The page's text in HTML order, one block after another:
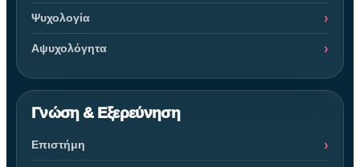
Ψυχολογία
Αψυχολόγητα
Γνώση & Εξερεύνηση
Επιστήμη